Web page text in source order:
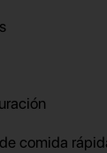
comida